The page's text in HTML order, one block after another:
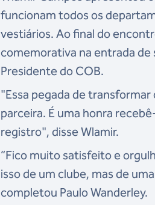
funcionam todos os
vestiários. Ao final do
comemorativa na entrada de
Presidente do COB.
"Essa pegada de
parceira. É uma honra
registro", disse Wlamir.
“Fico muito satisfeito e
isso de um clube, mas de
completou Paulo Wanderley.